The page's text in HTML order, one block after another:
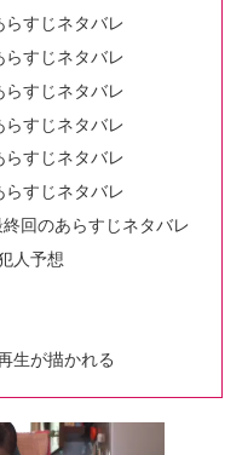
らすじネタバレ
らすじネタバレ
らすじネタバレ
らすじネタバレ
らすじネタバレ
らすじネタバレ
回のあらすじネタバレ
人予想
生が描かれる